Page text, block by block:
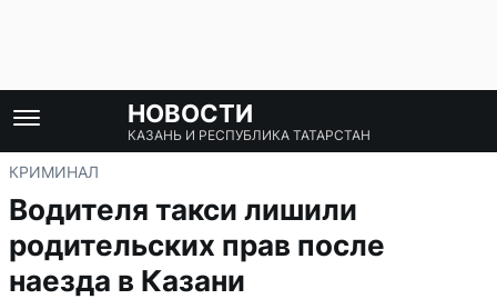
НОВОСТИ
КАЗАНЬ И РЕСПУБЛИКА ТАТАРСТАН
КРИМИНАЛ
Водителя такси лишили
родительских прав после
наезда в Казани